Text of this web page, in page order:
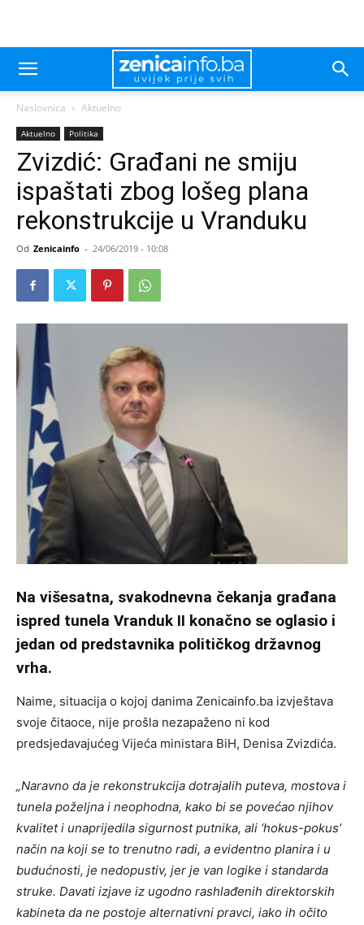
Naslovnica Aktuelno
Aktuelno Politika
Zvizdić: Građani ne smiju
ispaštati zbog lošeg plana
rekonstrukcije u Vranduku
Od Zenicainfo - 24/06/2019 - 10:08
Na višesatna, svakodnevna čekanja građana
ispred tunela Vranduk II konačno se oglasio i
jedan od predstavnika političkog državnog
vrha.
Naime, situacija o kojoj danima Zenicainfo.ba izvještava
svoje čitaoce, nije prošla nezapaženo ni kod
predsjedavajućeg Vijeća ministara BiH, Denisa Zvizdića.
„Naravno da je rekonstrukcija dotrajalih puteva, mostova i
tunela poželjna i neophodna, kako bi se povećao njihov
kvalitet i unaprijedila sigurnost putnika, ali ‘hokus-pokus’
način na koji se to trenutno radi, a evidentno planira i u
budućnosti, je nedopustiv, jer je van logike i standarda
struke. Davati izjave iz ugodno rashlađenih direktorskih
kabineta da ne postoje alternativni pravci, iako ih očito